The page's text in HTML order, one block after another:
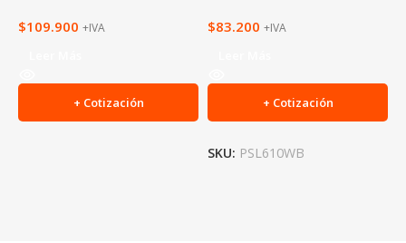
$109.900 +IVA
+ Cotización
$83.200 +IVA
+ Cotización
SKU: PSL610WB